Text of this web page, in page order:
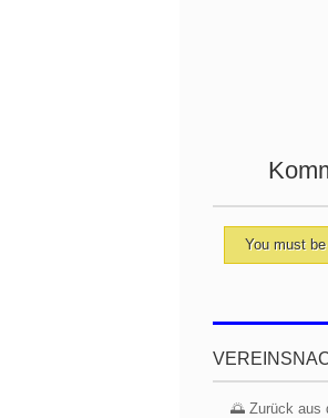
You must be
🌅 Zurück aus